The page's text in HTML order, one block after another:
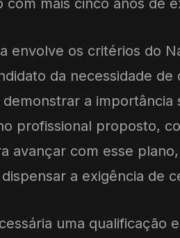
com mais cinco anos de
envolve os critérios do
da necessidade
a importância
profissional proposto,
avançar com esse
a exigência de
uma qualificação